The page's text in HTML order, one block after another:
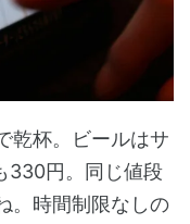
乾杯。ビールはサ
330円。同じ値段
。時間制限なしの